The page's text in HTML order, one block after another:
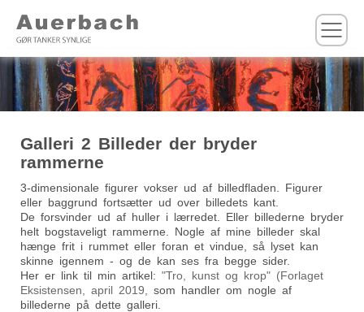
Galleri 2 Billeder der bryder
rammerne
3-dimensionale figurer vokser ud af billedfladen. Figurer
eller baggrund fortsætter ud over billedets kant.
De forsvinder ud af huller i lærredet. Eller billederne bryder
helt bogstaveligt rammerne. Nogle af mine billeder skal
hænge frit i rummet eller foran et vindue, så lyset kan
skinne igennem - og de kan ses fra begge sider.
Her er link til min artikel: "Tro, kunst og krop" (Forlaget
Eksistensen, april 2019,
som handler om nogle af
billederne på dette galleri.